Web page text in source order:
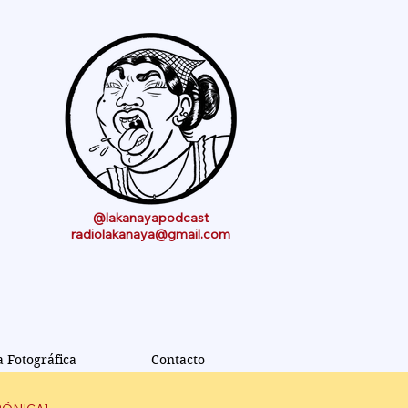
@lakanayapodcast
radiolakanaya@gmail.com
Fotográfica Contacto